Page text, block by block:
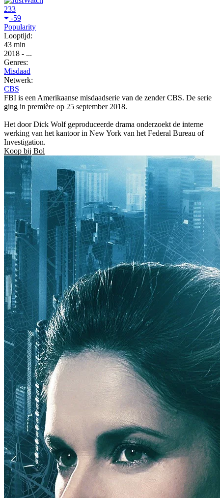
233
-59
Popularity
Looptijd:
43 min
2018 - ...
Genres:
Misdaad
Netwerk:
CBS
FBI is een Amerikaanse misdaadserie van de zender CBS. De serie
ging in première op 25 september 2018.
Het door Dick Wolf geproduceerde drama onderzoekt de interne
werking van het kantoor in New York van het Federal Bureau of
Investigation.
Koop bij Bol